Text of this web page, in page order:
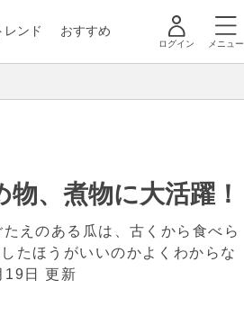
レンド おすすめ
ログイン メニュー
物、煮物に大活躍！
えのある瓜は、古くから食べら
たほうがいいのかよくわからな
19日 更新